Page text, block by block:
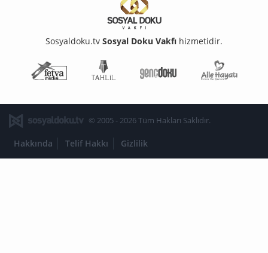
Sosyaldoku.tv Sosyal Doku Vakfı hizmetidir.
Fetva Meclisi
Genç Doku
© 2005 - 2026 Tüm Hakları Saklıdır.
Hakkında Telif Hakkı Gizlilik